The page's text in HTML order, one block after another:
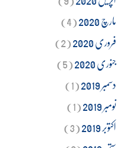
مارچ 2020
(4)
فروری 2020
(2)
جنوری 2020
(5)
دسمبر 2019
(1)
نومبر 2019
(1)
اکتوبر 2019
(3)